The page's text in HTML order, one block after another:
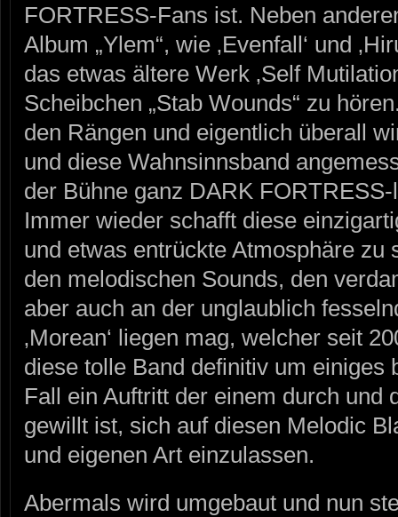
FORTRESS-Fans ist. Neben
Album „Ylem“, wie ‚Evenfall‘ und
das etwas ältere Werk ‚Self
Scheibchen „Stab Wounds“ zu
den Rängen und eigentlich überall
und diese Wahnsinnsband
der Bühne ganz DARK
Immer wieder schafft diese
und etwas entrückte Atmosphäre zu
den melodischen Sounds, den
aber auch an der unglaublich
‚Morean‘ liegen mag, welcher seit
diese tolle Band definitiv um einiges
Fall ein Auftritt der einem durch und
gewillt ist, sich auf diesen Melodic
und eigenen Art einzulassen.
Abermals wird umgebaut und nun